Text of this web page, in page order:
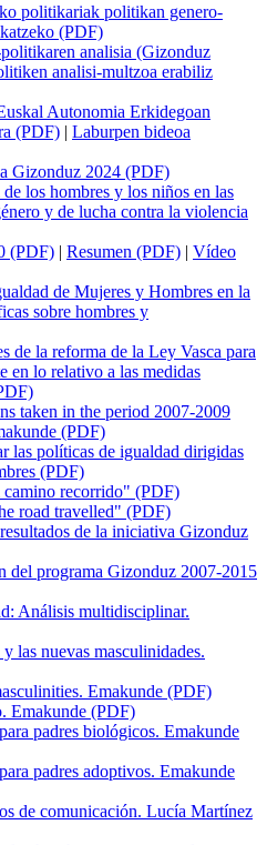
politikariak politikan genero-
(PDF)
analisia (Gizonduz
analisi-multzoa erabiliz
Autonomia Erkidegoan
(PDF) | Laburpen bideoa
Gizonduz 2024 (PDF)
los hombres y los niños en las
y de lucha contra la violencia
(PDF) | Resumen (PDF) | Vídeo
de Mujeres y Hombres en la
sobre hombres y
de la reforma de la Ley Vasca para
en lo relativo a las medidas
taken in the period 2007-2009
(PDF)
las políticas de igualdad dirigidas
(PDF)
recorrido" (PDF)
road travelled" (PDF)
de la iniciativa Gizonduz
del programa Gizonduz 2007-2015
Análisis multidisciplinar.
las nuevas masculinidades.
Emakunde (PDF)
Emakunde (PDF)
padres biológicos. Emakunde
padres adoptivos. Emakunde
de comunicación. Lucía Martínez